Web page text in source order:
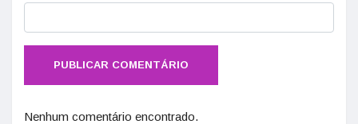
Nenhum comentário encontrado.